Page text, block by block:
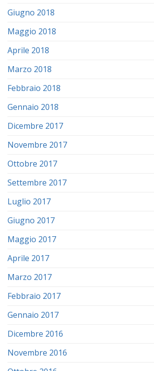
Giugno 2018
Maggio 2018
Aprile 2018
Marzo 2018
Febbraio 2018
Gennaio 2018
Dicembre 2017
Novembre 2017
Ottobre 2017
Settembre 2017
Luglio 2017
Giugno 2017
Maggio 2017
Aprile 2017
Marzo 2017
Febbraio 2017
Gennaio 2017
Dicembre 2016
Novembre 2016